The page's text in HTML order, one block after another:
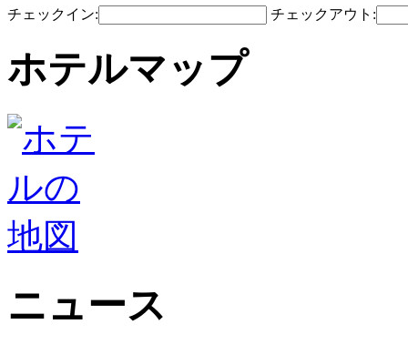
チェックイン: チェックアウト:
ホテルマップ
ニュース